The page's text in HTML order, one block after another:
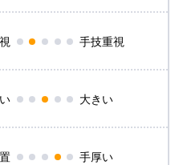
手技重視
大きい
手厚い